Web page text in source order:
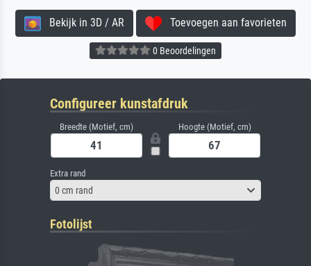
Bekijk in 3D / AR Toevoegen aan favorieten
0 Beoordelingen
Configureer kunstafdruk
Breedte (Motief, cm) Hoogte (Motief, cm)
Extra rand
0 cm rand
Fotolijst